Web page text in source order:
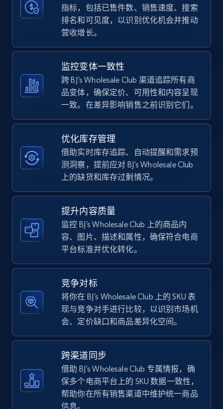
TikTok Shop
URL, Title, Available, Description, Currency, Initial
price, Final price, Discount percent, and more.
TikTok Shop - category
URL, Title, Available, Description, Currency, Initial
price, Final price, Discount percent, and more.
5.4K+ 668+ 立即开始
TikTok Shop - Collect TikTok shop products
by keywords search
URL, Title, Available, Description, Currency, Initial
price, Final price, Discount percent, and more.
TikTok Shop - discover records by shop url
URL, Title, Available, Description, Currency, Initial
price, Final price, Discount percent, and more.
668+ 立即开始
指标，包括已售件数、销售速度、搜索
排名和可见度，以识别优化机会并推动
营收增长。
监控变体一致性
跨 BJ’s Wholesale Club 渠道追踪所有商
品变体，确保定价、可用性和内容呈现
一致。在差异影响销售之前识别它们。
优化库存管理
借助实时库存追踪、自动提醒和需求预
测洞察，提前应对 BJ’s Wholesale Club
上的缺货和库存过剩情况。
提升内容质量
监控 BJ’s Wholesale Club 上的商品内
容、图片、描述和属性，确保符合电商
平台标准并优化转化。
竞争对标
将你在 BJ’s Wholesale Club 上的 SKU 表
现与竞争对手进行比较，以识别市场机
会、定价缺口和商品差异化空间。
跨渠道同步
借助 BJ’s Wholesale Club 专属情报，确
保多个电商平台上的 SKU 数据一致性，
帮助你在所有销售渠道中维护统一商品
信息。